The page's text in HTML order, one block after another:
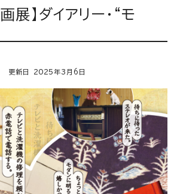
展】ダイアリー・“モ
更新日 2025年3月6日